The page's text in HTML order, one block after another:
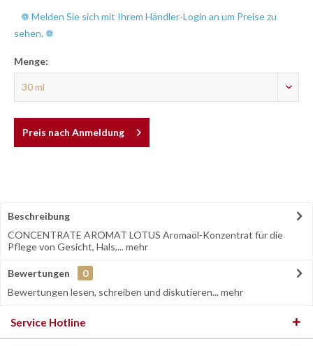
❁ Melden Sie sich mit Ihrem Händler-Login an um Preise zu
sehen. ❁
Menge:
Preis nach Anmeldung
Beschreibung
CONCENTRATE AROMAT LOTUS Aromaöl-Konzentrat für die
Pflege von Gesicht, Hals,...mehr
Bewertungen
0
Bewertungen lesen, schreiben und diskutieren...mehr
Service Hotline